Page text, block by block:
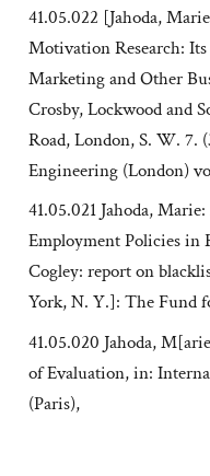
41.05.022 [Jahoda,
Motivation Research:
Marketing and Other
Crosby, Lockwood and
Road, London, S. W. 7.
Engineering (London)
41.05.021 Jahoda,
Employment Policies in
Cogley: report on
York, N. Y.]: The Fund
41.05.020 Jahoda,
of Evaluation, in:
(Paris),